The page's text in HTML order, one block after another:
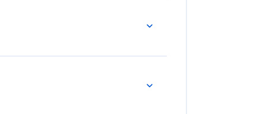
Sie Ihre Fähigkeiten in verschiedenen
in der SQL-Automatisierung unter